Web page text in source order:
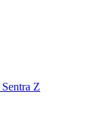
Sentra Z